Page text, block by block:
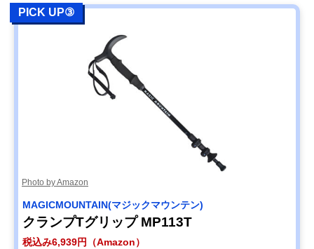
PICK UP③
Photo by Amazon
MAGICMOUNTAIN(マジックマウンテン)
クランプTグリップ MP113T
税込み6,939円（Amazon）